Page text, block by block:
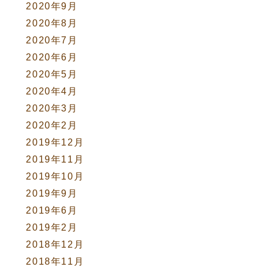
2020年9月
2020年8月
2020年7月
2020年6月
2020年5月
2020年4月
2020年3月
2020年2月
2019年12月
2019年11月
2019年10月
2019年9月
2019年6月
2019年2月
2018年12月
2018年11月